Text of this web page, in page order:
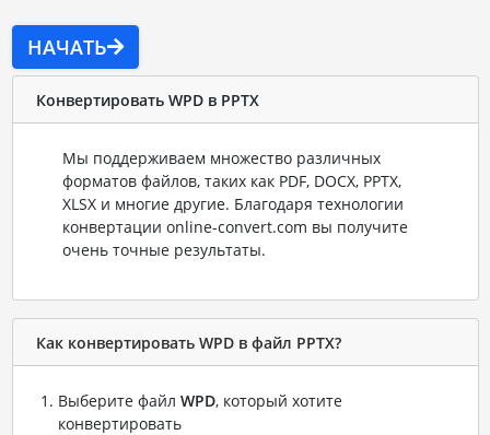
НАЧАТЬ
Конвертировать WPD в PPTX
Мы поддерживаем множество различных
форматов файлов, таких как PDF, DOCX, PPTX,
XLSX и многие другие. Благодаря технологии
конвертации online-convert.com вы получите
очень точные результаты.
Как конвертировать WPD в файл PPTX?
Выберите файл WPD, который хотите
конвертировать